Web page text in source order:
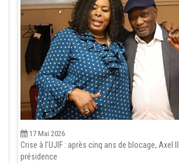
17 Mai 2026
Crise à l’UJIF : après cinq ans de blocage, Axel
présidence